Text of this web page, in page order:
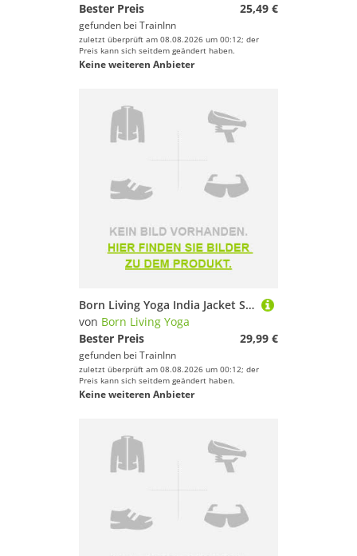
Bester Preis 25,49 €
gefunden bei TrainInn
zuletzt überprüft am 08.08.2026 um 00:12; der
Preis kann sich seitdem geändert haben.
Keine weiteren Anbieter
Born Living Yoga India Jacket Schwarz M Frau
von Born Living Yoga
Bester Preis
29,99 €
gefunden bei TrainInn
zuletzt überprüft am 08.08.2026 um 00:12; der
Preis kann sich seitdem geändert haben.
Keine weiteren Anbieter